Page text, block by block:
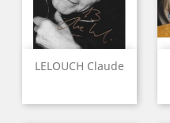
LELOUCH Claude